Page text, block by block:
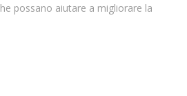
possano aiutare a migliorare la